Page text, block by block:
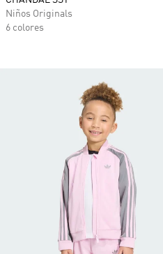
Niños Originals
6 colores